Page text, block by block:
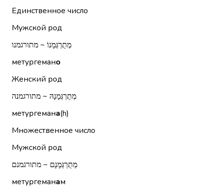
Единственное число
Мужской род
מְתֻרְגְּמָנוֹ ~ מתורגמנו
метургемано
Женский род
מְתֻרְגְּמָנָהּ ~ מתורגמנה
метургемана(h)
Множественное число
Мужской род
מְתֻרְגְּמָנָם ~ מתורגמנם
метургеманам